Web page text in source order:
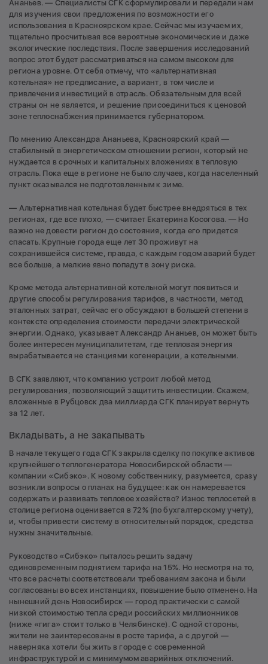
Ананьев. — Специалисты СГК сформулировали и передали нам
для изучения свои предложения по возможности его
использования в Красноярском крае. Сейчас мы изучаем их,
тщательно просчитывая все вероятные экономические и даже
экологические последствия. После завершения исследований
вопрос этот будет рассматриваться на самом высоком для
региона уровне. От себя отмечу, что «альтернативная
котельная» не предписание, а вариант, в том числе и
привлечения инвестиций в отрасль. Обязательным для всей
страны он не является, и решение присоединиться к ценовой
зоне теплоснабжения принимается губернатором.
По мнению Александра Ананьева, Красноярский край —
стабильный в энергетическом отношении регион, который не
нуждается в срочных и капитальных вложениях в тепловую
отрасль. Пока еще в регионе не было случаев, когда населенный
пункт оказывался не подготовленным к зиме.
— Альтернативная котельная будет быстрее внедряться в тех
регионах, где все плохо, — считает Екатерина Косогова. — Но
важно не довести регион до состояния, когда его придется
спасать. Крупные города еще лет 30 проживут на
сохранившейся системе, правда, с каждым годом аварий будет
все больше, а мелкие явно попадут в зону риска.
Кроме метода альтернативной котельной могут появиться и
другие способы регулирования тарифов, в частности, метод
эталонных затрат, сейчас его обсуж­дают в большей степени в
контексте определения стоимости передачи электрической
энергии. Однако, указывает Александр Ананьев, он может быть
более интересен муниципалитетам, где тепловая энергия
вырабатывается не станциями когенерации, а котельными.
В СГК заявляют, что компанию устроит любой метод
регулирования, позволяющий защитить инвестиции. Скажем,
вложенные в Рубцовск два миллиарда СГК планирует вернуть
за 12 лет.
Вкладывать, а не закапывать
В начале текущего года СГК закрыла сделку по покупке активов
крупнейшего теплогенератора Новосибирской области —
компании «Сибэко». К новому собственнику, разумеется, сразу
возникли вопросы о планах на будущее: как он намеревается
содержать и развивать тепловое хозяйство? Износ теплосетей в
столице региона оценивается в 72% (по бухгалтерскому учету),
и, чтобы привести систему в относительный порядок, средства
нужны значительные.
Руководство «Сибэко» пыталось решить задачу
единовременным поднятием тарифа на 15%. Но несмотря на то,
что все расчеты соответствовали требованиям закона и были
согласованы во всех инстанциях, повышение было отменено. На
нынешний день Новосибирск — город практически с самой
низкой стоимостью тепла среди российских миллионников
(ниже «гига» стоит только в Челябинске). С одной стороны,
жители не заинтересованы в росте тарифа, а с другой —
наверняка хотели бы жить в городе с современной
инфраструктурой и с минимумом аварийных отключений.